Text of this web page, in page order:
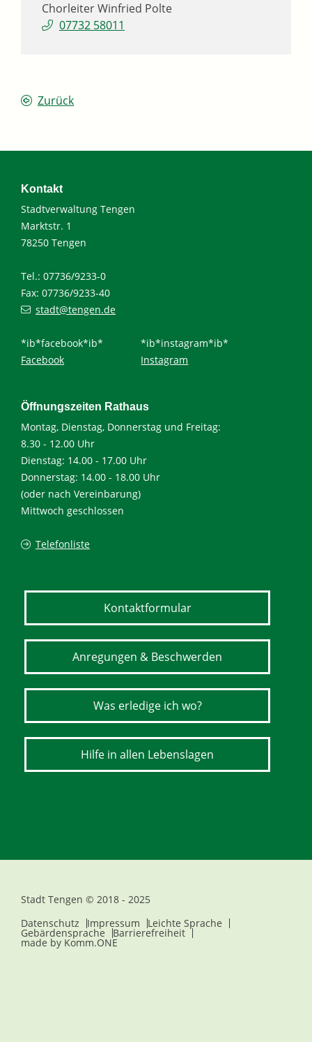
ChorleiterWinfried Polte
07732 58011
Zurück
Kontakt
Stadtverwaltung Tengen
Marktstr. 1
78250 Tengen
Tel.: 07736/9233-0
Fax: 07736/9233-40
stadt@tengen.de
*ib*facebook*ib*
Facebook
*ib*instagram*ib*
Instagram
Öffnungszeiten Rathaus
Montag, Dienstag, Donnerstag und Freitag:
8.30 - 12.00 Uhr
Dienstag: 14.00 - 17.00 Uhr
Donnerstag: 14.00 - 18.00 Uhr
(oder nach Vereinbarung)
Mittwoch geschlossen
Telefonliste
Kontaktformular
Anregungen & Beschwerden
Was erledige ich wo?
Hilfe in allen Lebenslagen
Stadt Tengen © 2018 - 2025
Datenschutz
Impressum Leichte Sprache
Gebärdensprache Barrierefreiheit
made by Komm.ONE